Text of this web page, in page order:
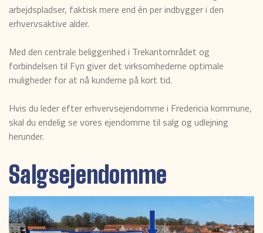
arbejdspladser, faktisk mere end én per indbygger i den
erhvervsaktive alder.
Med den centrale beliggenhed i Trekantområdet og
forbindelsen til Fyn giver det virksomhederne optimale
muligheder for at nå kunderne på kort tid.
Hvis du leder efter erhvervsejendomme i Fredericia kommune,
skal du endelig se vores ejendomme til salg og udlejning
herunder.
Salgsejendomme